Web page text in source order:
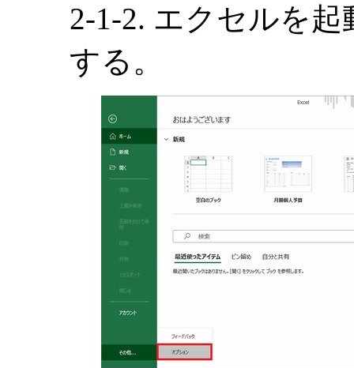
2-1-2. エクセルを
する。